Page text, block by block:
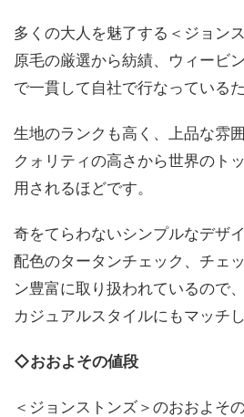
多くの大人を魅了する＜ジョン
原毛の厳選から紡績、ウィービ
で一貫して自社で行なっている
生地のランクも高く、上品な雰
クォリティの高さから世界のト
用されるほどです。
奇をてらわないシンプルなデザ
配色のタータンチェック、チェ
ン豊富に取り扱われているので
カジュアルスタイルにもマッチし
◇おおよその値段
＜ジョンストンズ＞のおおよそ